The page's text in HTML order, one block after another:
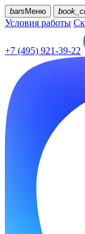
bars Меню
Условия работы
+7 (495) 921-39-22